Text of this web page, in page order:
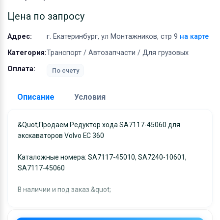
Цена по запросу
Адрес: г. Екатеринбург, ул Монтажников, стр 9 на карте
Категория:Транспорт / Автозапчасти / Для грузовых
Оплата:
По счету
Описание Условия
&quot;Продаем Редуктор хода SA7117-45060 для
экскаваторов Volvo EC 360
Каталожные номера: SA7117-45010, SA7240-10601,
SA7117-45060
В наличии и под заказ.&quot;
Доставка:
Адрес самовывоза:
Условия и гарантии:
после получения оплаты и отправляются через UPS
Материалы